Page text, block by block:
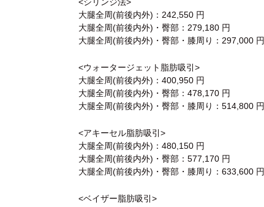
大腿全周(前後内外)：242,550 円
大腿全周(前後内外)・臀部：279,180 円
大腿全周(前後内外)・臀部・膝周り：297,000 円
<ウォータージェット脂肪吸引>
大腿全周(前後内外)：400,950 円
大腿全周(前後内外)・臀部：478,170 円
大腿全周(前後内外)・臀部・膝周り：514,800 円
<アキーセル脂肪吸引>
大腿全周(前後内外)：480,150 円
大腿全周(前後内外)・臀部：577,170 円
大腿全周(前後内外)・臀部・膝周り：633,600 円
<ベイザー脂肪吸引>